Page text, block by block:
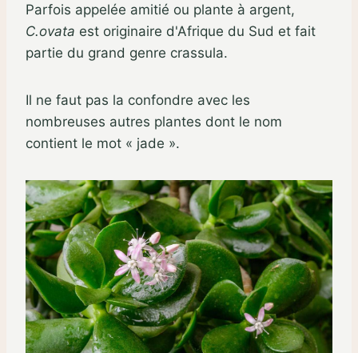
Parfois appelée amitié ou plante à argent,
C.ovata est originaire d'Afrique du Sud et fait
partie du grand genre crassula.
Il ne faut pas la confondre avec les
nombreuses autres plantes dont le nom
contient le mot « jade ».